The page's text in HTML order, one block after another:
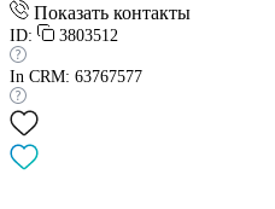
Показать контакты
ID: 3803512
In CRM: 63767577